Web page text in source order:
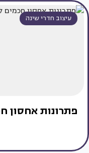
עיצוב חדרי שינה
פתרונות אחסון